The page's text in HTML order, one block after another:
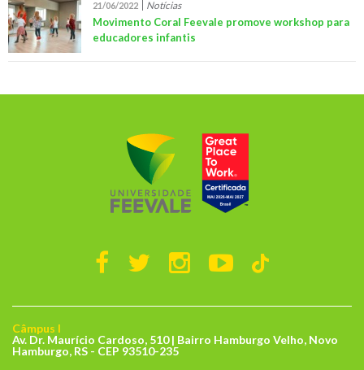
21/06/2022 Notícias
Movimento Coral Feevale promove workshop para
educadores infantis
Câmpus I
Av. Dr. Maurício Cardoso, 510 | Bairro Hamburgo Velho, Novo
Hamburgo, RS - CEP 93510-235